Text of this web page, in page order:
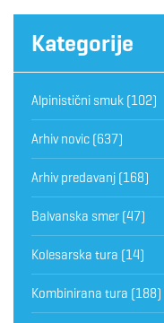
Kategorije
Alpinistični smuk (102)
Arhiv novic (637)
Arhiv predavanj (168)
Balvanska smer (47)
Kolesarska tura (14)
Kombinirana tura (188)